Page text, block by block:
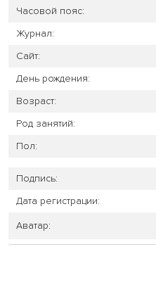
Часовой пояс:
Журнал:
Сайт:
День рождения:
Возраст:
Род занятий:
Пол:
Подпись:
Дата регистрации:
Аватар: